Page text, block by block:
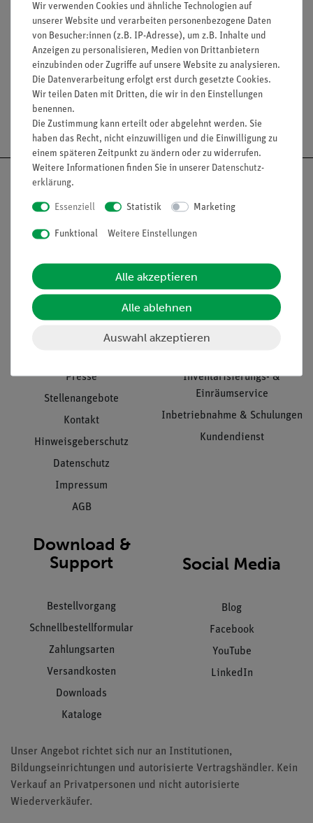
Media / Downloads
Versandkostenfrei ab 300,- €
Informationen
Unternehmen
Presse
Stellenangebote
Kontakt
Hinweisgeberschutz
Datenschutz
Impressum
AGB
Service
Übersicht Service
Inventarisierungs- &
Einräumservice
Inbetriebnahme & Schulungen
Kundendienst
Download &
Support
Bestellvorgang
Schnellbestellformular
Zahlungsarten
Versandkosten
Downloads
Kataloge
Social Media
Blog
Facebook
YouTube
LinkedIn
Unser Angebot richtet sich nur an Institutionen,
Bildungseinrichtungen und autorisierte Vertragshändler. Kein
Verkauf an Privatpersonen und nicht autorisierte
Wiederverkäufer.
Wir verwenden Cookies und ähnliche Technologien auf
unserer Website und verarbeiten personenbezogene Daten
von Besucher:innen (z.B. IP-Adresse), um z.B. Inhalte und
Anzeigen zu personalisieren, Medien von Drittanbietern
einzubinden oder Zugriffe auf unsere Website zu analysieren.
Die Datenverarbeitung erfolgt erst durch gesetzte Cookies.
Wir teilen Daten mit Dritten, die wir in den Einstellungen
benennen.
Die Zustimmung kann erteilt oder abgelehnt werden. Sie
haben das Recht, nicht einzuwilligen und die Einwilligung zu
einem späteren Zeitpunkt zu ändern oder zu widerrufen.
Weitere Informationen finden Sie in unserer Daten­schutz­
erklärung.
Essenziell Statistik Marketing
Funktional Weitere Einstellungen
Alle akzeptieren
Alle ablehnen
Auswahl akzeptieren